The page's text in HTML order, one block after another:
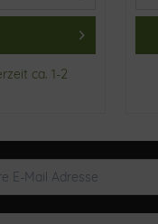
ca. 1-2